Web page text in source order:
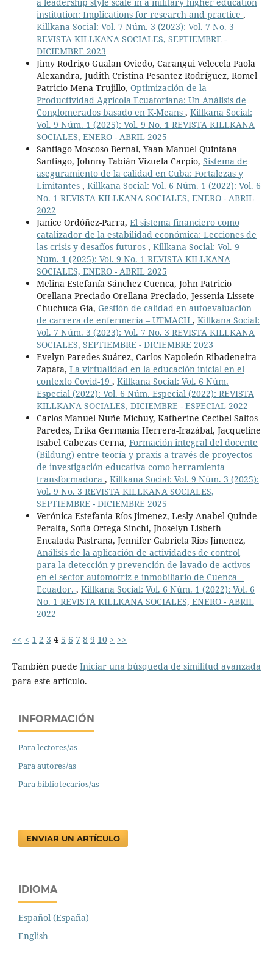
institution: Implications for research and practice ,
Killkana Social: Vol. 7 Núm. 3 (2023): Vol. 7 No. 3
REVISTA KILLKANA SOCIALES, SEPTIEMBRE -
DICIEMBRE 2023
Jimy Rodrigo Gualan Oviedo, Carangui Velecela Paola
Alexandra, Judith Cristina Pesantez Rodríguez, Romel
Patricio Mena Trujillo, Optimización de la
Productividad Agrícola Ecuatoriana: Un Análisis de
Conglomerados basado en K-Means , Killkana Social:
Vol. 9 Núm. 1 (2025): Vol. 9 No. 1 REVISTA KILLKANA
SOCIALES, ENERO - ABRIL 2025
Santiago Moscoso Bernal, Yaan Manuel Quintana
Santiago, Johnny Fabián Vizuela Carpio, Sistema de
aseguramiento de la calidad en Cuba: Fortalezas y
Limitantes , Killkana Social: Vol. 6 Núm. 1 (2022): Vol. 6
No. 1 REVISTA KILLKANA SOCIALES, ENERO - ABRIL
2022
Janice Ordóñez-Parra, El sistema financiero como
catalizador de la estabilidad económica: Lecciones de
las crisis y desafíos futuros , Killkana Social: Vol. 9
Núm. 1 (2025): Vol. 9 No. 1 REVISTA KILLKANA
SOCIALES, ENERO - ABRIL 2025
Melina Estefanía Sánchez Cuenca, John Patricio
Orellana Preciado Orellana Preciado, Jessenia Lissete
Chuchuca Gía, Gestión de calidad en autoevaluación
de carrera de enfermería – UTMACH , Killkana Social:
Vol. 7 Núm. 3 (2023): Vol. 7 No. 3 REVISTA KILLKANA
SOCIALES, SEPTIEMBRE - DICIEMBRE 2023
Evelyn Paredes Suárez, Carlos Napoleón Ribadeneira
Zapata, La virtualidad en la educación inicial en el
contexto Covid-19 , Killkana Social: Vol. 6 Núm.
Especial (2022): Vol. 6 Núm. Especial (2022): REVISTA
KILLKANA SOCIALES, DICIEMBRE - ESPECIAL 2022
Carlos Manuel Nuñe Michuy, Katherine Cecibel Saltos
Paredes, Erika Germania Herrera-Irazábal, Jacqueline
Isabel Cabezas Cerna, Formación integral del docente
(Bildung) entre teoría y praxis a través de proyectos
de investigación educativa como herramienta
transformadora , Killkana Social: Vol. 9 Núm. 3 (2025):
Vol. 9 No. 3 REVISTA KILLKANA SOCIALES,
SEPTIEMBRE - DICIEMBRE 2025
Verónica Estefania Ríos Jimenez, Lesly Anabel Quinde
Peralta, Sofia Ortega Sinchi, Jhoselyn Lisbeth
Encalada Pastrana, Jennifer Gabriela Rios Jimenez,
Análisis de la aplicación de actividades de control
para la detección y prevención de lavado de activos
en el sector automotriz e inmobiliario de Cuenca –
Ecuador. , Killkana Social: Vol. 6 Núm. 1 (2022): Vol. 6
No. 1 REVISTA KILLKANA SOCIALES, ENERO - ABRIL
2022
<< < 1 2 3 4 5 6 7 8 9 10 > >>
También puede Iniciar una búsqueda de similitud avanzada
para este artículo.
INFORMACIÓN
Para lectores/as
Para autores/as
Para bibliotecarios/as
ENVIAR UN ARTÍCULO
IDIOMA
Español (España)
English